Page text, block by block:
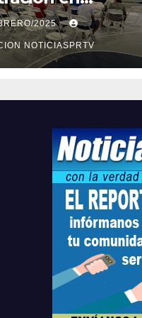
sobre
en
2025
NOTICIASPRTV